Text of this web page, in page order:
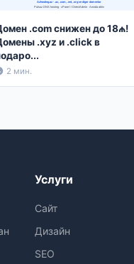
.com снижен до 18₼!
.xyz и .click в
2 мин.
Услуги
Сайт
Дизайн
SEO